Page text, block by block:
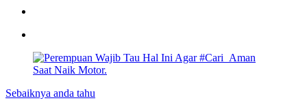
Sebaiknya anda tahu